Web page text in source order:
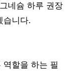
네슘 하루 권장
습니다.
역할을 하는 필